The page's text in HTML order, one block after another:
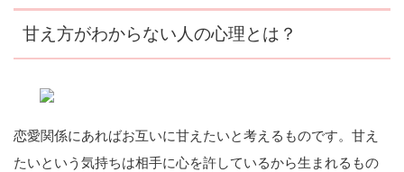
甘え方がわからない人の心理とは？
恋愛関係にあればお互いに甘えたいと考えるものです。甘え
たいという気持ちは相手に心を許しているから生まれるもの